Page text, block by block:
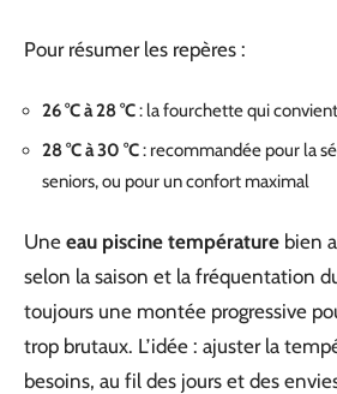
Pour résumer les repères :
26 °C à 28 °C: la fourchette qui
28 °C à 30 °C: recommandée pour la
seniors, ou pour un confort maximal
Une eau piscine température bien
selon la saison et la fréquentation
toujours une montée progressive
trop brutaux. L’idée : ajuster la
besoins, au fil des jours et des